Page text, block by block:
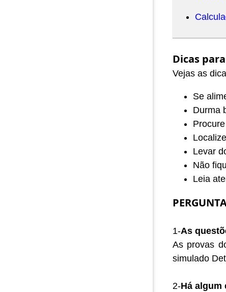
Dicas
Vejas as
Se
Durma
Levar
Não
Leia
1-As
As provas
simulado
2-Há algum